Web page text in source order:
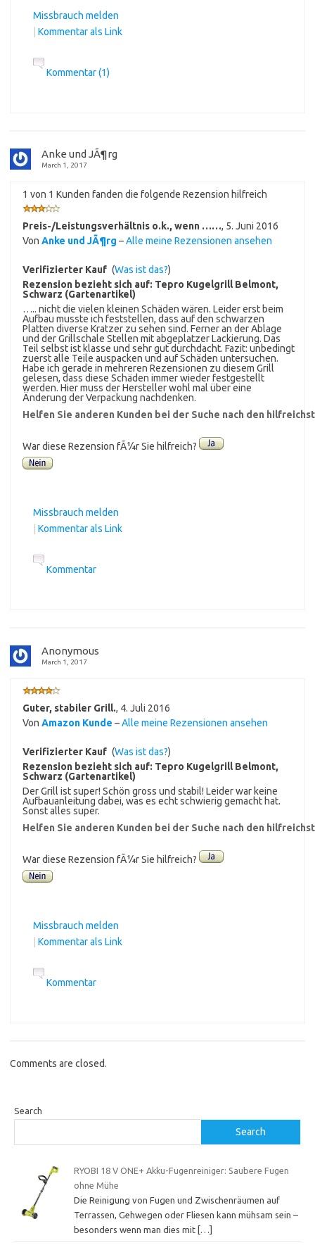
Missbrauch melden
Kommentar als Link
Kommentar (1)
Anke und JÃ¶rg
March 1, 2017
1 von 1 Kunden fanden die folgende Rezension hilfreich
Preis-/Leistungsverhältnis o.k., wenn ……, 5. Juni 2016
Von Anke und JÃ¶rg –Alle meine Rezensionen ansehen
Verifizierter Kauf (Was ist das?)
Rezension bezieht sich auf: Tepro Kugelgrill Belmont,
Schwarz (Gartenartikel)
….. nicht die vielen kleinen Schäden wären. Leider erst beim
Aufbau musste ich feststellen, dass auf den schwarzen
Platten diverse Kratzer zu sehen sind. Ferner an der Ablage
und der Grillschale Stellen mit abgeplatzer Lackierung. Das
Teil selbst ist klasse und sehr gut durchdacht. Fazit: unbedingt
zuerst alle Teile auspacken und auf Schäden untersuchen.
Habe ich gerade in mehreren Rezensionen zu diesem Grill
gelesen, dass diese Schäden immer wieder festgestellt
werden. Hier muss der Hersteller wohl mal über eine
Änderung der Verpackung nachdenken.
Helfen Sie anderen Kunden bei der Suche nach den
War diese Rezension fÃ¼r Sie hilfreich?
Missbrauch melden
Kommentar als Link
Kommentar
Anonymous
March 1, 2017
Guter, stabiler Grill., 4. Juli 2016
Von Amazon Kunde –Alle meine Rezensionen ansehen
Verifizierter Kauf (Was ist das?)
Rezension bezieht sich auf: Tepro Kugelgrill Belmont,
Schwarz (Gartenartikel)
Der Grill ist super! Schön gross und stabil! Leider war keine
Aufbauanleitung dabei, was es echt schwierig gemacht hat.
Sonst alles super.
Helfen Sie anderen Kunden bei der Suche nach den
War diese Rezension fÃ¼r Sie hilfreich?
Missbrauch melden
Kommentar als Link
Kommentar
Comments are closed.
Search
Search
RYOBI 18 V ONE+ Akku-Fugenreiniger: Saubere Fugen
ohne Mühe
Die Reinigung von Fugen und Zwischenräumen auf
Terrassen, Gehwegen oder Fliesen kann mühsam sein –
besonders wenn man dies mit […]